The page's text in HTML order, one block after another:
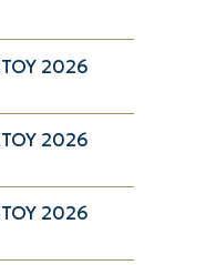
2026
2026
2026